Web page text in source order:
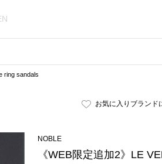
ring sandals
お気に入りブランド
NOBLE
《WEB限定追加2》LE